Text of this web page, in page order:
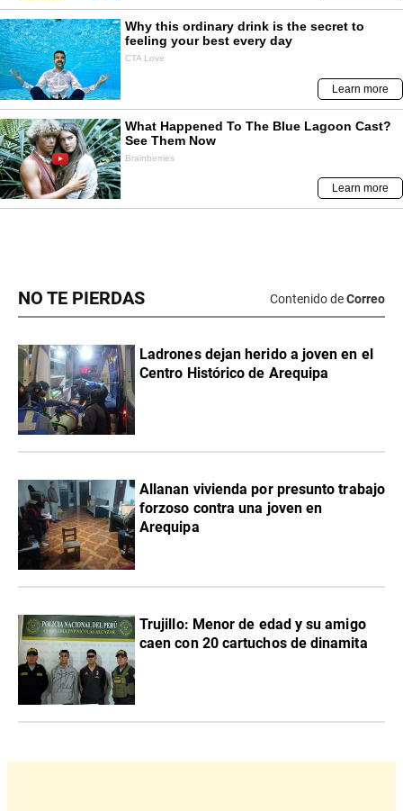
NO TE PIERDAS Contenido deCorreo
Ladrones dejan herido a joven en el
Centro Histórico de Arequipa
Allanan vivienda por presunto trabajo
forzoso contra una joven en
Arequipa
Trujillo: Menor de edad y su amigo
caen con 20 cartuchos de dinamita